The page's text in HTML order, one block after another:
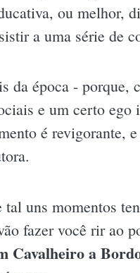
ou melhor,
a uma série de
da época - porque,
e um certo
é revigorante,
uns momentos
fazer você rir ao
Cavalheiro a